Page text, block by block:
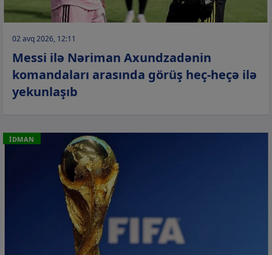
02 avq 2026, 12:11
Messi ilə Nəriman Axundzadənin
komandaları arasında görüş heç-heçə ilə
yekunlaşıb
İDMAN